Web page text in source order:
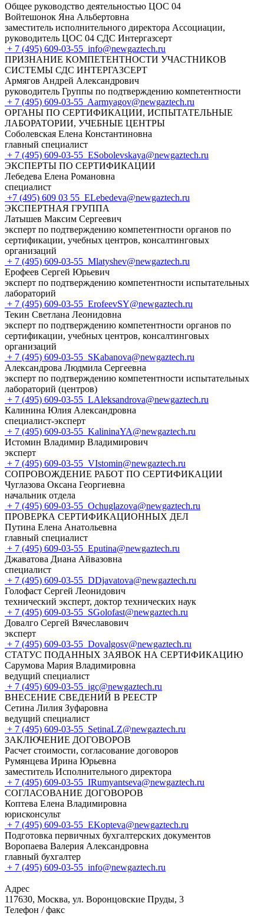
Общее руководство деятельностью ЦОС 04
Войтешонок Яна Альбертовна
заместитель исполнительного директора Ассоциации,
руководитель ЦОС 04 СДС Интергазсерт
+ 7 (495) 609-03-55 info@newgaztech.ru
ПРИЗНАНИЕ КОМПЕТЕНТНОСТИ УЧАСТНИКОВ
СИСТЕМЫ СДС ИНТЕРГАЗСЕРТ
Армягов Андрей Александрович
руководитель Группы по подтверждению компетентности
+ 7 (495) 609-03-55 Aarmyagov@newgaztech.ru
ОРГАНЫ ПО СЕРТИФИКАЦИИ, ИСПЫТАТЕЛЬНЫЕ
ЛАБОРАТОРИИ, УЧЕБНЫЕ ЦЕНТРЫ
Соболевская Елена Константиновна
главный специалист
+ 7 (495) 609-03-55 ESobolevskaya@newgaztech.ru
ЭКСПЕРТЫ ПО СЕРТИФИКАЦИИ
Лебедева Елена Романовна
специалист
+7 (495) 609 03 55 ELebedeva@newgaztech.ru
ЭКСПЕРТНАЯ ГРУППА
Латышев Максим Сергеевич
эксперт по подтверждению компетентности органов по
сертификации, учебных центров, консалтинговых
организаций
+ 7 (495) 609-03-55 Mlatyshev@newgaztech.ru
Ерофеев Сергей Юрьевич
эксперт по подтверждению компетентности испытательных
лабораторий
+ 7 (495) 609-03-55 ErofeevSY@newgaztech.ru
Текин Светлана Леонидовна
эксперт по подтверждению компетентности органов по
сертификации, учебных центров, консалтинговых
организаций
+ 7 (495) 609-03-55 SKabanova@newgaztech.ru
Александрова Людмила Сергеевна
эксперт по подтверждению компетентности испытательных
лабораторий (центров)
+ 7 (495) 609-03-55 LAleksandrova@newgaztech.ru
Калинина Юлия Александровна
специалист-эксперт
+ 7 (495) 609-03-55 KalininaYA@newgaztech.ru
Истомин Владимир Владимирович
эксперт
+ 7 (495) 609-03-55 VIstomin@newgaztech.ru
СОПРОВОЖДЕНИЕ РАБОТ ПО СЕРТИФИКАЦИИ
Чуглазова Оксана Георгиевна
начальник отдела
+ 7 (495) 609-03-55 Ochuglazova@newgaztech.ru
ПРОВЕРКА СЕРТИФИКАЦИОННЫХ ДЕЛ
Путина Елена Анатольевна
главный специалист
+ 7 (495) 609-03-55 Eputina@newgaztech.ru
Джаватова Диана Айвазовна
специалист
+ 7 (495) 609-03-55 DDjavatova@newgaztech.ru
Голофаст Сергей Леонидович
технический эксперт, доктор технических наук
+ 7 (495) 609-03-55 SGolofast@newgaztech.ru
Довалго Сергей Вячеславович
эксперт
+ 7 (495) 609-03-55 Dovalgosv@newgaztech.ru
СТАТУС ПОДАННЫХ ЗАЯВОК НА СЕРТИФИКАЦИЮ
Сарумова Мария Владимировна
ведущий специалист
+ 7 (495) 609-03-55 igc@newgaztech.ru
ВНЕСЕНИЕ СВЕДЕНИЙ В РЕЕСТР
Сетина Лилия Зуфаровна
ведущий специалист
+ 7 (495) 609-03-55 SetinaLZ@newgaztech.ru
ЗАКЛЮЧЕНИЕ ДОГОВОРОВ
Расчет стоимости, согласование договоров
Румянцева Ирина Юрьевна
заместитель Исполнительного директора
+ 7 (495) 609-03-55 IRumyantseva@newgaztech.ru
СОГЛАСОВАНИЕ ДОГОВОРОВ
Коптева Елена Владимировна
юрисконсульт
+ 7 (495) 609-03-55 EKopteva@newgaztech.ru
Подготовка первичных бухгалтерских документов
Воропаева Валерия Александровна
главный бухгалтер
+ 7 (495) 609-03-55 info@newgaztech.ru
Адрес
117630, Москва, ул. Воронцовские Пруды, 3
Телефон / факс